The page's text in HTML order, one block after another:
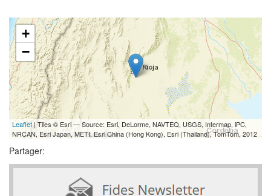
+
−
Leaflet| Tiles © Esri — Source: Esri, DeLorme, NAVTEQ, USGS, Intermap, iPC,
NRCAN, Esri Japan, METI, Esri China (Hong Kong), Esri (Thailand), TomTom, 2012
Partager: